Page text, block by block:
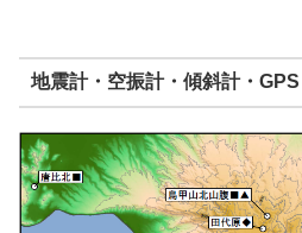
地震計・空振計・傾斜計・